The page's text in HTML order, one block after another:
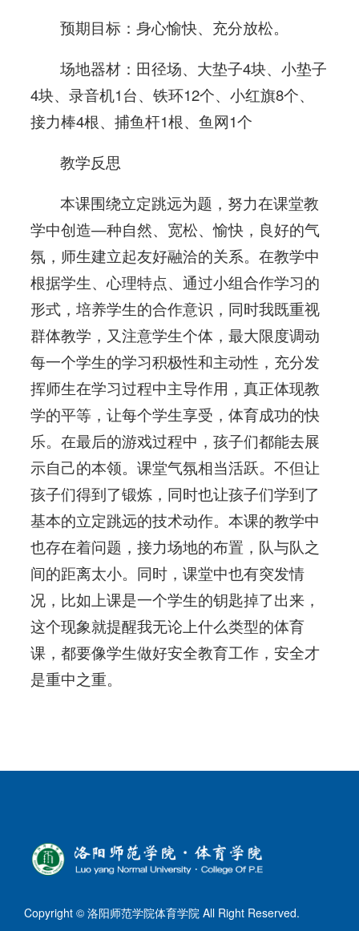
预期目标：身心愉快、充分放松。
场地器材：田径场、大垫子4块、小垫子
4块、录音机1台、铁环12个、小红旗8个、
接力棒4根、捕鱼杆1根、鱼网1个
教学反思
本课围绕立定跳远为题，努力在课堂教
学中创造—种自然、宽松、愉快，良好的气
氛，师生建立起友好融洽的关系。在教学中
根据学生、心理特点、通过小组合作学习的
形式，培养学生的合作意识，同时我既重视
群体教学，又注意学生个体，最大限度调动
每一个学生的学习积极性和主动性，充分发
挥师生在学习过程中主导作用，真正体现教
学的平等，让每个学生享受，体育成功的快
乐。在最后的游戏过程中，孩子们都能去展
示自己的本领。课堂气氛相当活跃。不但让
孩子们得到了锻炼，同时也让孩子们学到了
基本的立定跳远的技术动作。本课的教学中
也存在着问题，接力场地的布置，队与队之
间的距离太小。同时，课堂中也有突发情
况，比如上课是一个学生的钥匙掉了出来，
这个现象就提醒我无论上什么类型的体育
课，都要像学生做好安全教育工作，安全才
是重中之重。
Copyright © 洛阳师范学院体育学院 All Right Reserved.